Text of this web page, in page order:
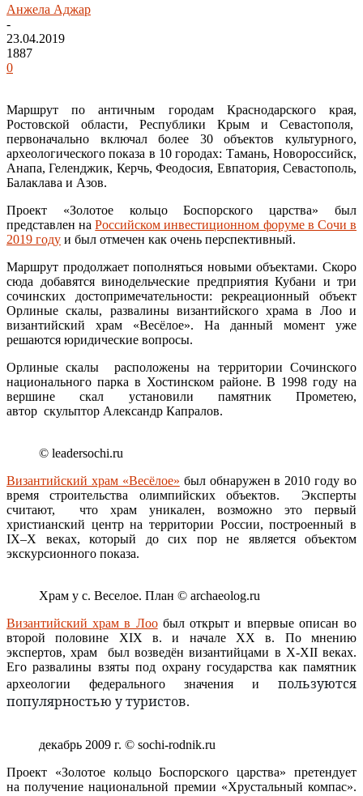
Анжела Аджар
-
23.04.2019
1887
0
Маршрут по античным городам Краснодарского края,
Ростовской области, Республики Крым и Севастополя,
первоначально включал более 30 объектов культурного,
археологического показа в 10 городах: Тамань, Новороссийск,
Анапа, Геленджик, Керчь, Феодосия, Евпатория, Севастополь,
Балаклава и Азов.
Проект «Золотое кольцо Боспорского царства» был
представлен наРоссийском инвестиционном форуме в Сочи в
2019 году и был отмечен как очень перспективный.
Маршрут продолжает пополняться новыми объектами. Скоро
сюда добавятся винодельческие предприятия Кубани и три
сочинских достопримечательности: рекреационный объект
Орлиные скалы, развалины византийского храма в Лоо и
византийский храм «Весёлое». На данный момент уже
решаются юридические вопросы.
Орлиные скалы расположены на территории Сочинского
национального парка в Хостинском районе. В 1998 году на
вершине скал установили памятник Прометею,
автор скульптор Александр Капралов.
© leadersochi.ru
Византийский храм «Весёлое» был обнаружен в 2010 году во
время строительства олимпийских объектов. Эксперты
считают, что храм уникален, возможно это первый
христианский центр на территории России, построенный в
IX–X веках, который до сих пор не является объектом
экскурсионного показа.
Храм у с. Веселое. План © archaeolog.ru
Византийский храм в Лообыл открыт и впервые описан во
второй половине XIX в. и начале ХХ в. По мнению
экспертов, храм был возведён византийцами в X-XII веках.
Его развалины взяты под охрану государства как памятник
археологии федерального значения и пользуются
популярностью у туристов.
декабрь 2009 г. © sochi-rodnik.ru
Проект «Золотое кольцо Боспорского царства» претендует
на получение национальной премии «Хрустальный компас».